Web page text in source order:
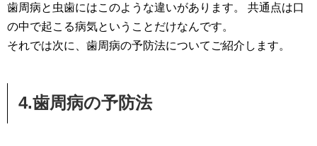
歯周病と虫歯にはこのような違いがあります。 共通点は口
の中で起こる病気ということだけなんです。
それでは次に、歯周病の予防法についてご紹介します。
4.歯周病の予防法